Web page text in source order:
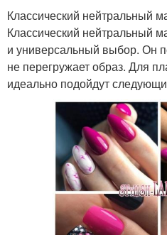
Классический нейтральный
Классический нейтральный
и универсальный выбор. Он
не перегружает образ. Для
идеально подойдут